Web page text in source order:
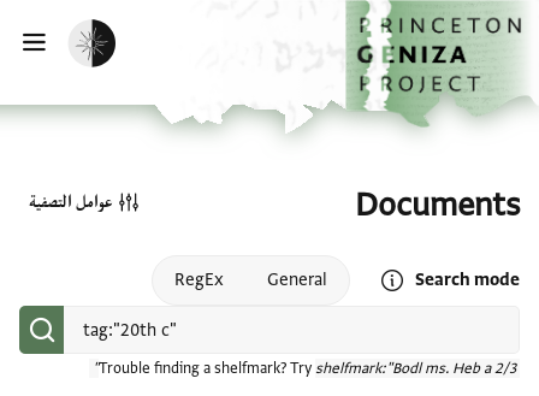
تخطي إلى المحتوى الرئيسي
الصفحة الرئيسية
تفعيل الوضع المظلم
Documents
Search mode
Open search mode help
General
RegEx
Trouble finding a shelfmark? Try shelfmark:"Bodl ms. Heb a 2/3"
عوامل التصفية